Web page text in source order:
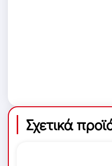
Σχετικά